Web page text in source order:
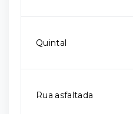
Quintal
Rua asfaltada